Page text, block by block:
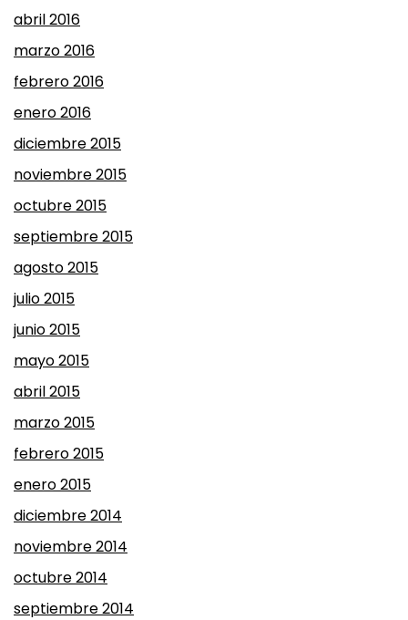
abril 2016
marzo 2016
febrero 2016
enero 2016
diciembre 2015
noviembre 2015
octubre 2015
septiembre 2015
agosto 2015
julio 2015
junio 2015
mayo 2015
abril 2015
marzo 2015
febrero 2015
enero 2015
diciembre 2014
noviembre 2014
octubre 2014
septiembre 2014